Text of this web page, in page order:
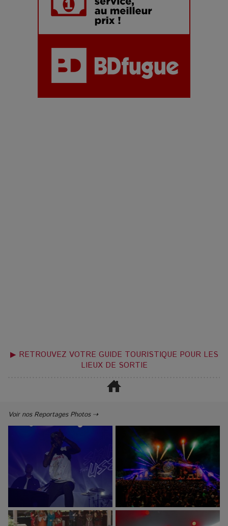
▶ RETROUVEZ VOTRE GUIDE TOURISTIQUE POUR LES
LIEUX DE SORTIE
Voir nos Reportages Photos ⇢